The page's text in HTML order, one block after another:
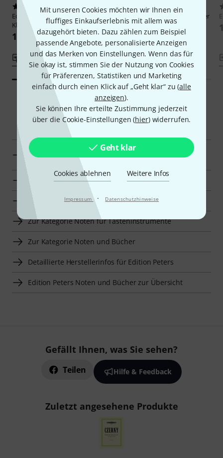
Mit unseren Cookies möchten wir Ihnen ein
fluffiges Einkaufserlebnis mit allem was
dazugehört bieten. Dazu zählen zum Beispiel
passende Angebote, personalisierte Anzeigen
und das Merken von Einstellungen. Wenn das für
Sie okay ist, stimmen Sie der Nutzung von Cookies
für Präferenzen, Statistiken und Marketing
einfach durch einen Klick auf „Geht klar“ zu (alle
anzeigen).
Sie können Ihre erteilte Zustimmung jederzeit
über die Cookie-Einstellungen (hier) widerrufen.
Geht klar
Cookies ablehnen Weitere Infos
Impressum · Datenschutzhinweise
Edition Peters
Hanon Der
Klavier-Virtuose
18,95 €
Vergleichen
Edition Peters
Czerny Schule der
Geläufigkeit
15,95 €
Vergleichen
Smart Navigator
Edition Peters Weiterführende Literatur für Klavier zur
Übersicht
Zur Kategorie Weiterführende Literatur für Klavier
Zur Kategorie Noten für Klavier
Zur Kategorie Noten für Tasteninstrumente
Zur Kategorie Noten und Bücher
Detaillierte Herstellerinfos für Edition Peters
Edition Peters Noten und Bücher zur Übersicht
Gefällt Ihnen, was Sie sehen?
Teilen Hilfe & Feedback
Zuletzt angesehene Produkte